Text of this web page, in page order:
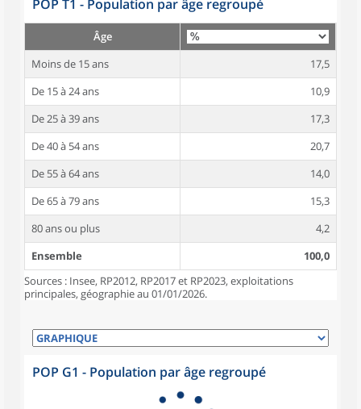
POP T1 - Population par âge regroupé
Âge
Moins de 15 ans
17,5
De 15 à 24 ans
10,9
De 25 à 39 ans
17,3
De 40 à 54 ans
20,7
De 55 à 64 ans
14,0
De 65 à 79 ans
15,3
80 ans ou plus
4,2
Ensemble
100,0
Sources : Insee, RP2012, RP2017 et RP2023, exploitations
principales, géographie au 01/01/2026.
POP G1 - Population par âge regroupé